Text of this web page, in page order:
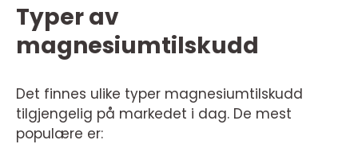
Typer av
magnesiumtilskudd
Det finnes ulike typer magnesiumtilskudd
tilgjengelig på markedet i dag. De mest
populære er: